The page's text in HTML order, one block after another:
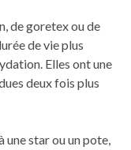
de goretex ou de
de vie plus
Elles ont une
deux fois plus
star ou un pote,